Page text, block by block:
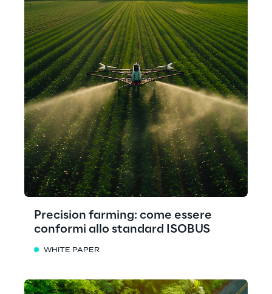
Precision farming: come essere
conformi allo standard ISOBUS
WHITE PAPER